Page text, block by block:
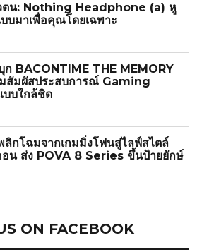
ตน: Nothing Headphone (a) หู
บมาเพื่อคุณโดยเฉพาะ
BACONTIME THE MEMORY
สัมผัสประสบการณ์ Gaming
บใกล้ชิด
ลิกโฉมจากเกมมิ่งโฟนสู่ไลฟ์สไตล์
น ส่ง POVA 8 Series ขึ้นป้ายยักษ์
ON FACEBOOK